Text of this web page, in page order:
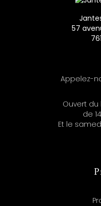
57
Appelez-
Ouvert
de
Et le